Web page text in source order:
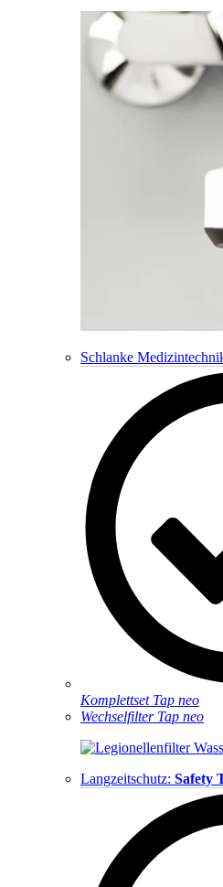
Schlanke
Komplettset Tap neo
Wechselfilter Tap neo
Langzeitschutz: Safety